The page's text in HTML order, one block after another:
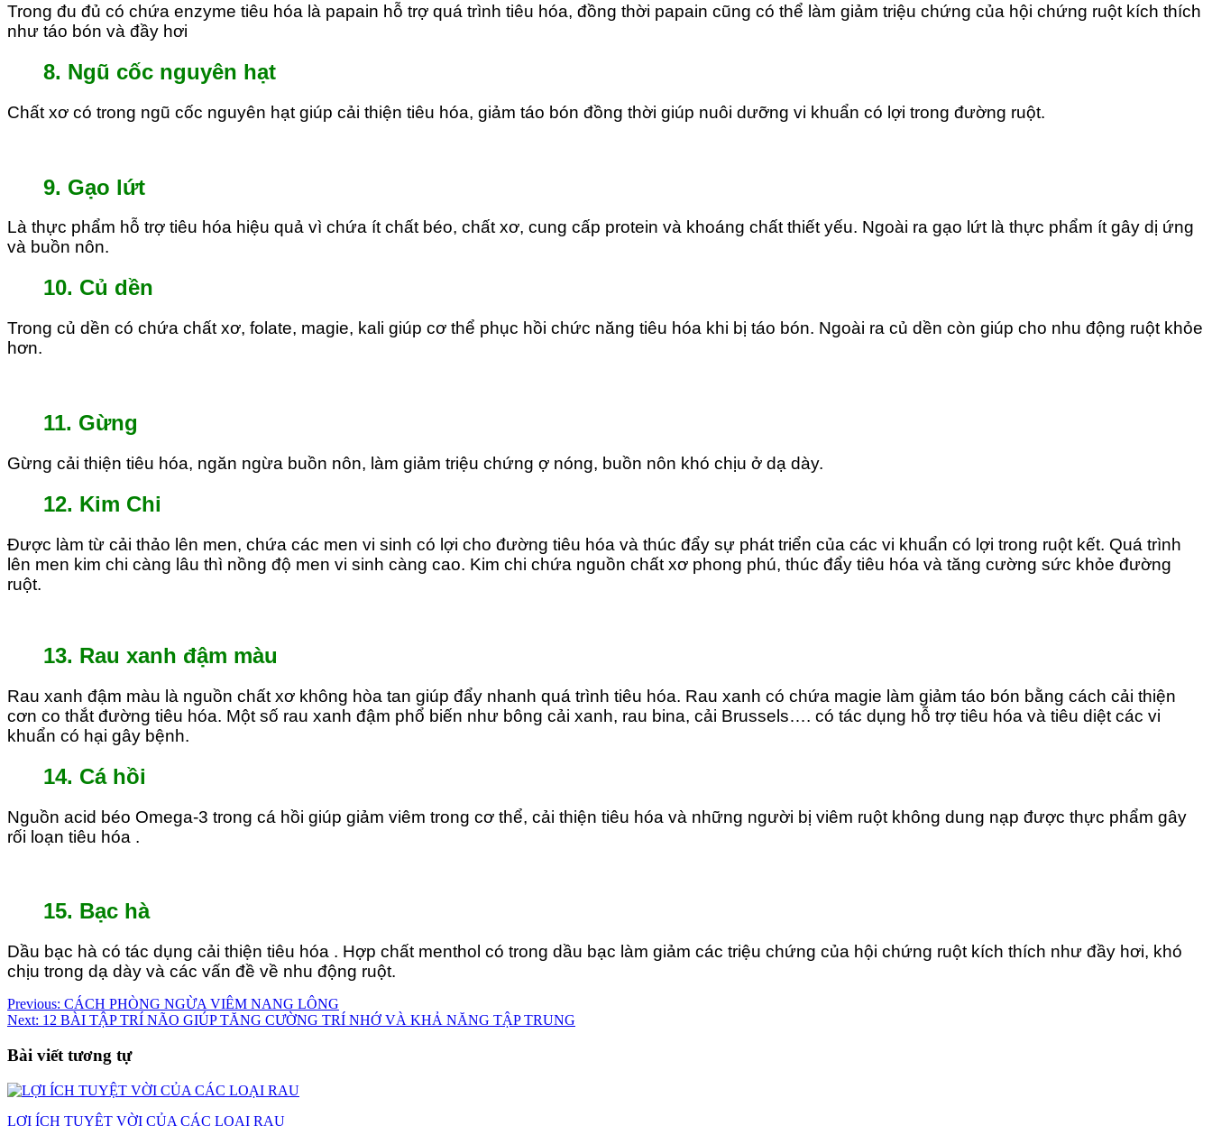
Trong đu đủ có chứa enzyme tiêu hóa là papain hỗ trợ quá trình tiêu hóa, đồng thời papain cũng có thể làm giảm triệu chứng của hội chứng ruột kích thích
như táo bón và đầy hơi
8. Ngũ cốc nguyên hạt
Chất xơ có trong ngũ cốc nguyên hạt giúp cải thiện tiêu hóa, giảm táo bón đồng thời giúp nuôi dưỡng vi khuẩn có lợi trong đường ruột.
9. Gạo lứt
Là thực phẩm hỗ trợ tiêu hóa hiệu quả vì chứa ít chất béo, chất xơ, cung cấp protein và khoáng chất thiết yếu. Ngoài ra gạo lứt là thực phẩm ít gây dị ứng
và buồn nôn.
10. Củ dền
Trong củ dền có chứa chất xơ, folate, magie, kali giúp cơ thể phục hồi chức năng tiêu hóa khi bị táo bón. Ngoài ra củ dền còn giúp cho nhu động ruột khỏe
hơn.
11. Gừng
Gừng cải thiện tiêu hóa, ngăn ngừa buồn nôn, làm giảm triệu chứng ợ nóng, buồn nôn khó chịu ở dạ dày.
12. Kim Chi
Được làm từ cải thảo lên men, chứa các men vi sinh có lợi cho đường tiêu hóa và thúc đẩy sự phát triển của các vi khuẩn có lợi trong ruột kết. Quá trình
lên men kim chi càng lâu thì nồng độ men vi sinh càng cao. Kim chi chứa nguồn chất xơ phong phú, thúc đẩy tiêu hóa và tăng cường sức khỏe đường
ruột.
13. Rau xanh đậm màu
Rau xanh đậm màu là nguồn chất xơ không hòa tan giúp đẩy nhanh quá trình tiêu hóa. Rau xanh có chứa magie làm giảm táo bón bằng cách cải thiện
cơn co thắt đường tiêu hóa. Một số rau xanh đậm phổ biến như bông cải xanh, rau bina, cải Brussels…. có tác dụng hỗ trợ tiêu hóa và tiêu diệt các vi
khuẩn có hại gây bệnh.
14. Cá hồi
Nguồn acid béo Omega-3 trong cá hồi giúp giảm viêm trong cơ thể, cải thiện tiêu hóa và những người bị viêm ruột không dung nạp được thực phẩm gây
rối loạn tiêu hóa .
15. Bạc hà
Dầu bạc hà có tác dụng cải thiện tiêu hóa . Hợp chất menthol có trong dầu bạc làm giảm các triệu chứng của hội chứng ruột kích thích như đầy hơi, khó
chịu trong dạ dày và các vấn đề về nhu động ruột.
Điều
hướng
bài
viết
Previous: CÁCH PHÒNG NGỪA VIÊM NANG LÔNG
Next: 12 BÀI TẬP TRÍ NÃO GIÚP TĂNG CƯỜNG TRÍ NHỚ VÀ KHẢ NĂNG TẬP TRUNG
Bài viết tương tự
LỢI ÍCH TUYỆT VỜI CỦA CÁC LOẠI RAU